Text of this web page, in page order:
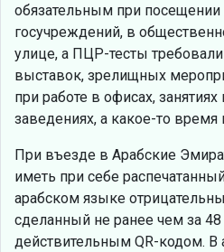
обязательным при посещении
госучреждений, в
улице, а ПЦР-тесты требовали
выставок, зрелищных
при работе в офисах,
заведениях, а какое-то время
При въезде в Арабские
иметь при себе
арабском языке
сделанный не ранее чем за
действительным QR-кодом. В